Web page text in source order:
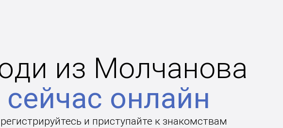
из Молчанова
сейчас онлайн
и приступайте к знакомствам